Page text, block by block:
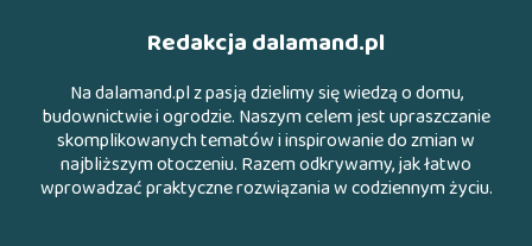
Redakcja dalamand.pl
Na dalamand.pl z pasją dzielimy się wiedzą o domu,
budownictwie i ogrodzie. Naszym celem jest upraszczanie
skomplikowanych tematów i inspirowanie do zmian w
najbliższym otoczeniu. Razem odkrywamy, jak łatwo
wprowadzać praktyczne rozwiązania w codziennym życiu.